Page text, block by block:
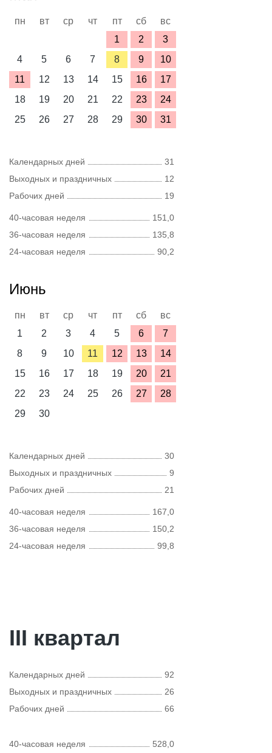
пн вт ср чт пт сб
вс
1
2
3
4
5 6 7 8 9
10
11
12 13 14 15 16
17
18
19 20 21 22 23
24
25
26 27 28 29 30 31
Календарных дней
31
Выходных и праздничных
12
Рабочих дней
19
40-часовая неделя
151,0
36-часовая неделя
135,8
24-часовая неделя
90,2
Июнь
пн вт ср чт пт сб
вс
1
2 3 4 5 6
7
8
9 10 11 12 13
14
15
16 17 18 19 20
21
22
23 24 25 26 27
28
29
30
Календарных дней
30
Выходных и праздничных
9
Рабочих дней
21
40-часовая неделя
167,0
36-часовая неделя
150,2
24-часовая неделя
99,8
III квартал
Календарных дней
92
Выходных и праздничных
26
Рабочих дней
66
40-часовая неделя 528,0